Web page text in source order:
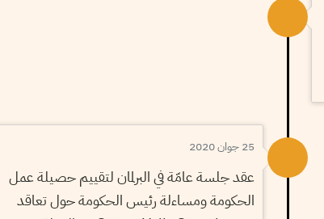
25 جوان 2020
عقد جلسة عامّة في البرلمان لتقييم حصيلة عمل
الحكومة ومساءلة رئيس الحكومة حول تعاقد